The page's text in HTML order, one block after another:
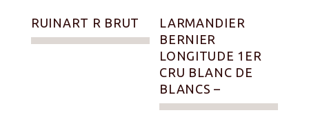
RUINART R BRUT
LARMANDIER
BERNIER
LONGITUDE 1ER
CRU BLANC DE
BLANCS –